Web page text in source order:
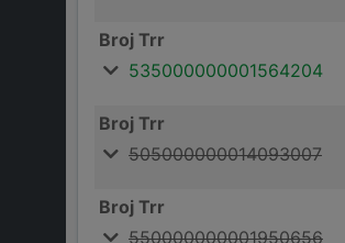
Broj Trr
535000000001564204
Broj Trr
505000000014093007
Broj Trr
550000000001950656